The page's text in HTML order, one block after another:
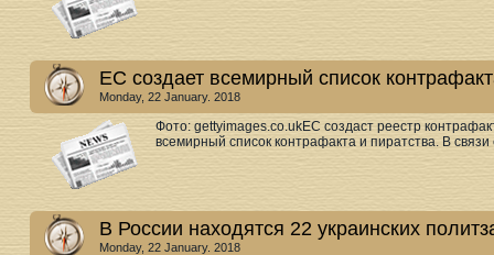
ЕС создает всемирный список
Monday, 22 January. 2018
Фото: gettyimages.co.ukЕС создаст реестр
всемирный список контрафакта и пиратства. В
В России находятся 22 украинских
Monday, 22 January. 2018